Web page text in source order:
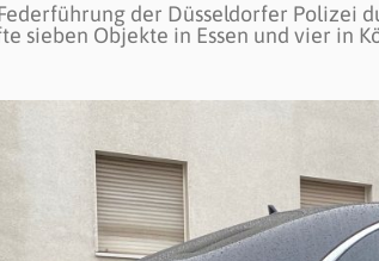
der Düsseldorfer Polizei
sieben Objekte in Essen und vier in